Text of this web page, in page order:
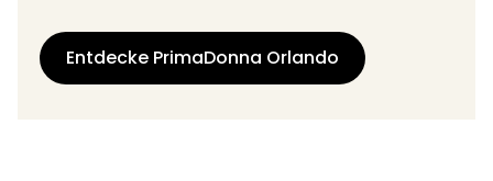
Entdecke PrimaDonna Orlando